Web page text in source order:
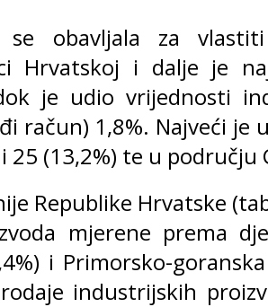
obavljala za
Hrvatskoj i dalje je
je udio vrijednosti
račun) 1,8%. Najveći je
25 (13,2%) te u
Republike Hrvatske
mjerene prema
i Primorsko-
industrijskih